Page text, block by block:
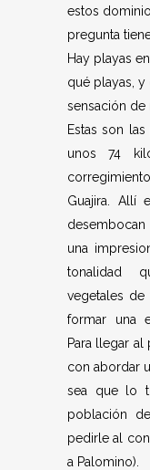
estos
pregunta
Hay playas
qué playas, y
sensación de
Estas son
unos 74
Guajira. Allí
una
tonalidad
vegetales de
formar una
Para llegar al
con abordar
sea que lo
población
pedirle al
a Palomino).